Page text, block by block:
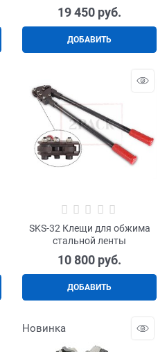
19 450 руб.
ДОБАВИТЬ
SKS-32 Клещи для обжима
стальной ленты
10 800 руб.
ДОБАВИТЬ
Новинка